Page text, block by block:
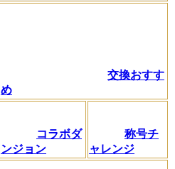
交換おすす
め
コラボダ
ンジョン
称号チ
ャレンジ